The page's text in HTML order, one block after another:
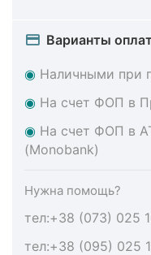
Варианты
◉ Наличными при
◉ На счет ФОП в
◉ На счет ФОП в
(Monobank)
Нужна помощь?
тел:+38 (073) 025
тел:+38 (095) 025